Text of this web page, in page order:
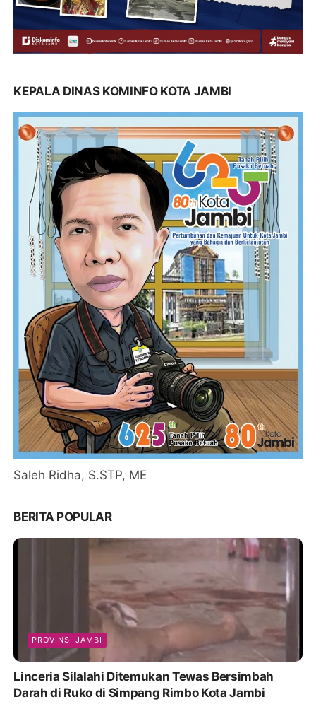
KEPALA DINAS KOMINFO KOTA JAMBI
Saleh Ridha, S.STP, ME
BERITA POPULAR
PROVINSI JAMBI
Linceria Silalahi Ditemukan Tewas Bersimbah
Darah di Ruko di Simpang Rimbo Kota Jambi